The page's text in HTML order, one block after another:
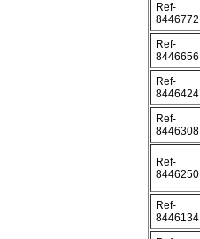
Ref-
8446772
Ref-
8446656
Ref-
8446424
Ref-
8446308
Ref-
8446250
Ref-
8446134